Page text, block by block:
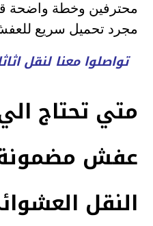
محترفين وخطة واضحة
مجرد تحميل سريع
تواصلوا معنا لنقل
متي تحتاج
عفش مضمونة
النقل